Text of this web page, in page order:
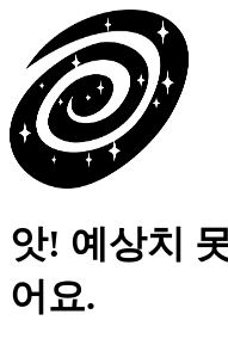
앗! 예상치
어요.